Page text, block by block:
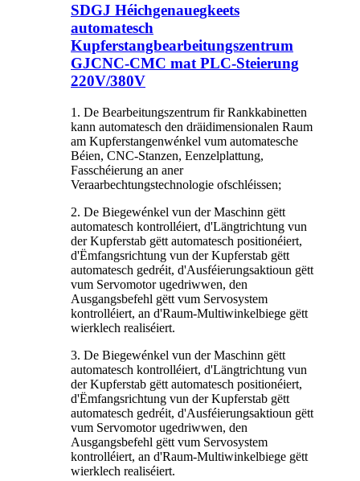
SDGJ Héichgenauegkeets
automatesch
Kupferstangbearbeitungszentrum
GJCNC-CMC mat PLC-Steierung
220V/380V
1. De Bearbeitungszentrum fir Rankkabinetten
kann automatesch den dräidimensionalen Raum
am Kupferstangenwénkel vum automatesche
Béien, CNC-Stanzen, Eenzelplattung,
Fasschéierung an aner
Veraarbechtungstechnologie ofschléissen;
2. De Biegewénkel vun der Maschinn gëtt
automatesch kontrolléiert, d'Längtrichtung vun
der Kupferstab gëtt automatesch positionéiert,
d'Ëmfangsrichtung vun der Kupferstab gëtt
automatesch gedréit, d'Ausféierungsaktioun gëtt
vum Servomotor ugedriwwen, den
Ausgangsbefehl gëtt vum Servosystem
kontrolléiert, an d'Raum-Multiwinkelbiege gëtt
wierklech realiséiert.
3. De Biegewénkel vun der Maschinn gëtt
automatesch kontrolléiert, d'Längtrichtung vun
der Kupferstab gëtt automatesch positionéiert,
d'Ëmfangsrichtung vun der Kupferstab gëtt
automatesch gedréit, d'Ausféierungsaktioun gëtt
vum Servomotor ugedriwwen, den
Ausgangsbefehl gëtt vum Servosystem
kontrolléiert, an d'Raum-Multiwinkelbiege gëtt
wierklech realiséiert.